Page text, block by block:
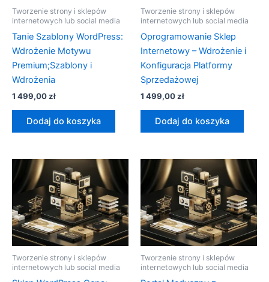
Tworzenie strony i sklepów
internetowych lub social media
Tanie Szablony WordPress:
Wdrożenie Motywu
Premium;Szablony i
Wdrożenia
1 499,00zł
Dodaj do koszyka
Tworzenie strony i sklepów
internetowych lub social media
Oprogramowanie Sklep
Internetowy – Wdrożenie i
Konfiguracja Platformy
Sprzedażowej
1 499,00zł
Dodaj do koszyka
Tworzenie strony i sklepów
internetowych lub social media
Tworzenie strony i sklepów
internetowych lub social media